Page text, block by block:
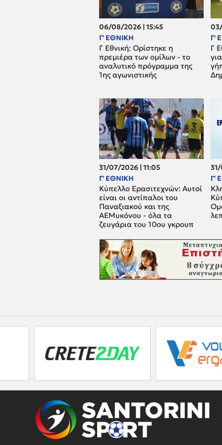
06/08/2026 | 15:45
Γ' ΕΘΝΙΚΗ
Γ Εθνική: Ορίστηκε η
πρεμιέρα των ομίλων - το
αναλυτικό πρόγραμμα της
1ης αγωνιστικής
Γ'
Γ
31/07/2026 | 11:05
Γ' ΕΘΝΙΚΗ
Κύπελλο Ερασιτεχνών: Αυτοί
είναι οι αντίπαλοι του
Παναξιακού και της
ΑΕΜυκόνου - όλα τα
ζευγάρια του 10ου γκρουπ
Γ'